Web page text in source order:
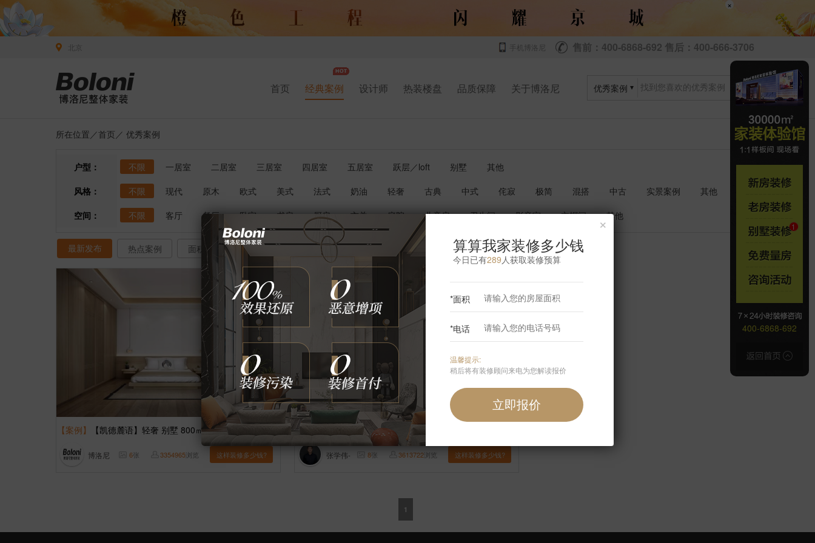
×
手机博洛尼 售前：400-6868-692 售后：400-666-3706
首页 经典案例 设计师 热装楼盘 品质保障 关于博洛尼 优秀案例
所在位置／首页 ／ 优秀案例
户型： 不限 一居室 二居室 三居室 四居室 五居室 跃层／loft 别墅
其他
风格：
不限 现代 原木 欧式 美式 法式 奶油 轻奢 古典 中式 侘寂 极简 混搭 中古 实景案例
其他
空间：
不限 客厅 餐厅 卧室 书房 厨房 玄关 庭院 儿童房 卫生间 影音室 衣帽间 其他
最新发布 热点案例 面积排序 共11套 1
【案例】 【凯德麓语】轻奢 别墅 800㎡
博洛尼 6张 3354965浏览 这样装修多少钱?
【案例】 【凯德麓语】欧式 别墅 520㎡
张学伟- 8张 3613722浏览 这样装修多少钱?
1
400-6868-692
×
算算我家装修多少钱
今日已有289 人获取装修预算
*面积
*电话
温馨提示:
稍后将有装修顾问来电为您解读报价